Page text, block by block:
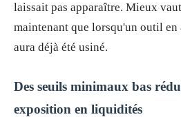
laissait pas apparaître. Mieux
maintenant que lorsqu'un outil en
aura déjà été usiné.
Des seuils minimaux bas
exposition en liquidités